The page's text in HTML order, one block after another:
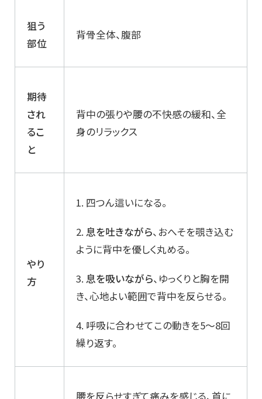
狙う
部位
背骨全体、腹部
期待
され
るこ
と
背中の張りや腰の不快感の緩和、全
身のリラックス
やり
方
1. 四つん這いになる。
2. 息を吐きながら、おへそを覗き込む
ように背中を優しく丸める。
3. 息を吸いながら、ゆっくりと胸を開
き、心地よい範囲で背中を反らせる。
4. 呼吸に合わせてこの動きを5～8回
繰り返す。